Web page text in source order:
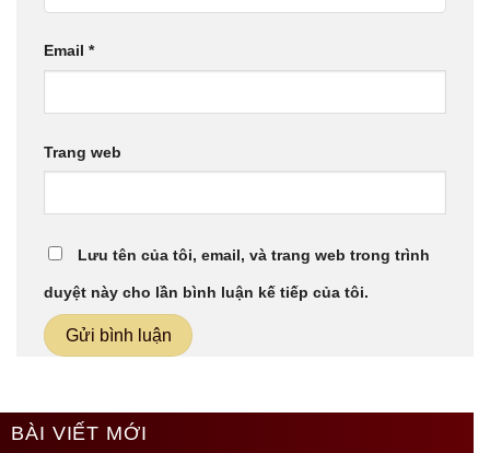
Email *
Trang web
Lưu tên của tôi, email, và trang web trong trình
duyệt này cho lần bình luận kế tiếp của tôi.
BÀI VIẾT MỚI